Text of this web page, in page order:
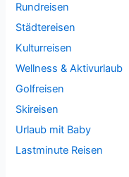
Rundreisen
Städtereisen
Kulturreisen
Wellness & Aktivurlaub
Golfreisen
Skireisen
Urlaub mit Baby
Lastminute Reisen